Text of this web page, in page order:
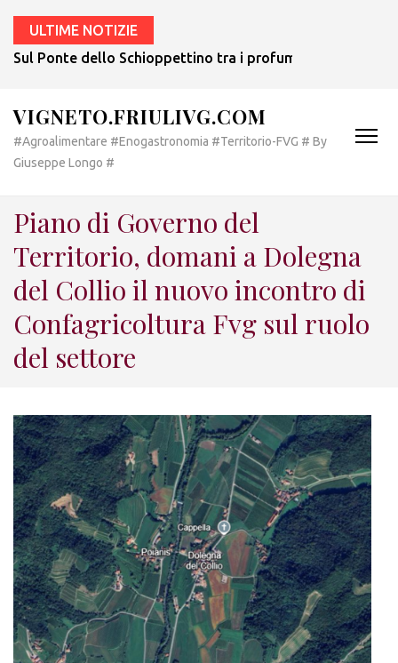
ULTIME NOTIZIE
Sul Ponte dello Schioppettino tra i profumi del nuovo
VIGNETO.FRIULIVG.COM
#Agroalimentare #Enogastronomia #Territorio-FVG # By
Giuseppe Longo #
Piano di Governo del
Territorio, domani a Dolegna
del Collio il nuovo incontro di
Confagricoltura Fvg sul ruolo
del settore